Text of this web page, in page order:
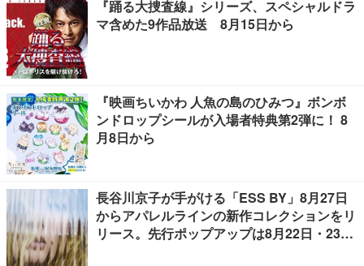
『踊る大捜査線』シリーズ、スペシャルドラ
マ含めた9作品放送 8月15日から
『映画ちいかわ 人魚の島のひみつ』ボンボ
ンドロップシールが入場者特典第2弾に！ 8
月8日から
長谷川京子が手がける「ESS BY」8月27日
からアパレルラインの新作コレクションをリ
リース。先行ポップアップは8月22日・23日